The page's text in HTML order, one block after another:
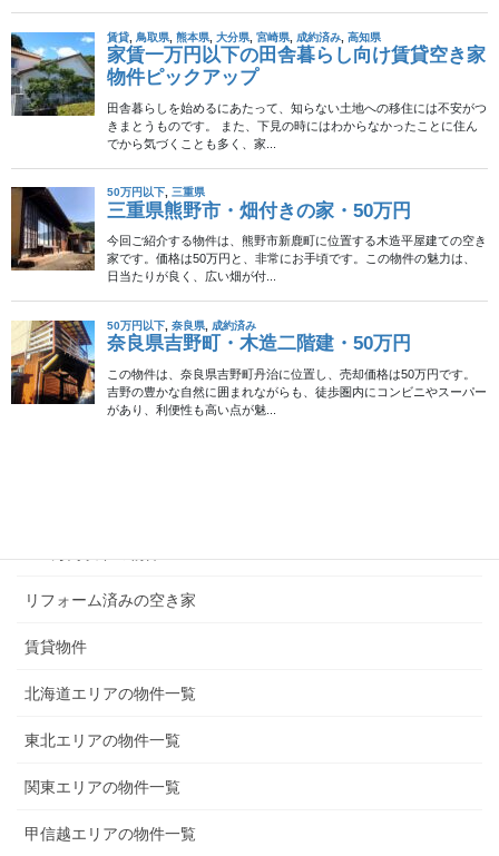
検索
メニュー
現在募集中の物件
無償譲渡（0円）の物件
50万円以下の物件
リフォーム済みの空き家
賃貸物件
北海道エリアの物件一覧
東北エリアの物件一覧
関東エリアの物件一覧
甲信越エリアの物件一覧